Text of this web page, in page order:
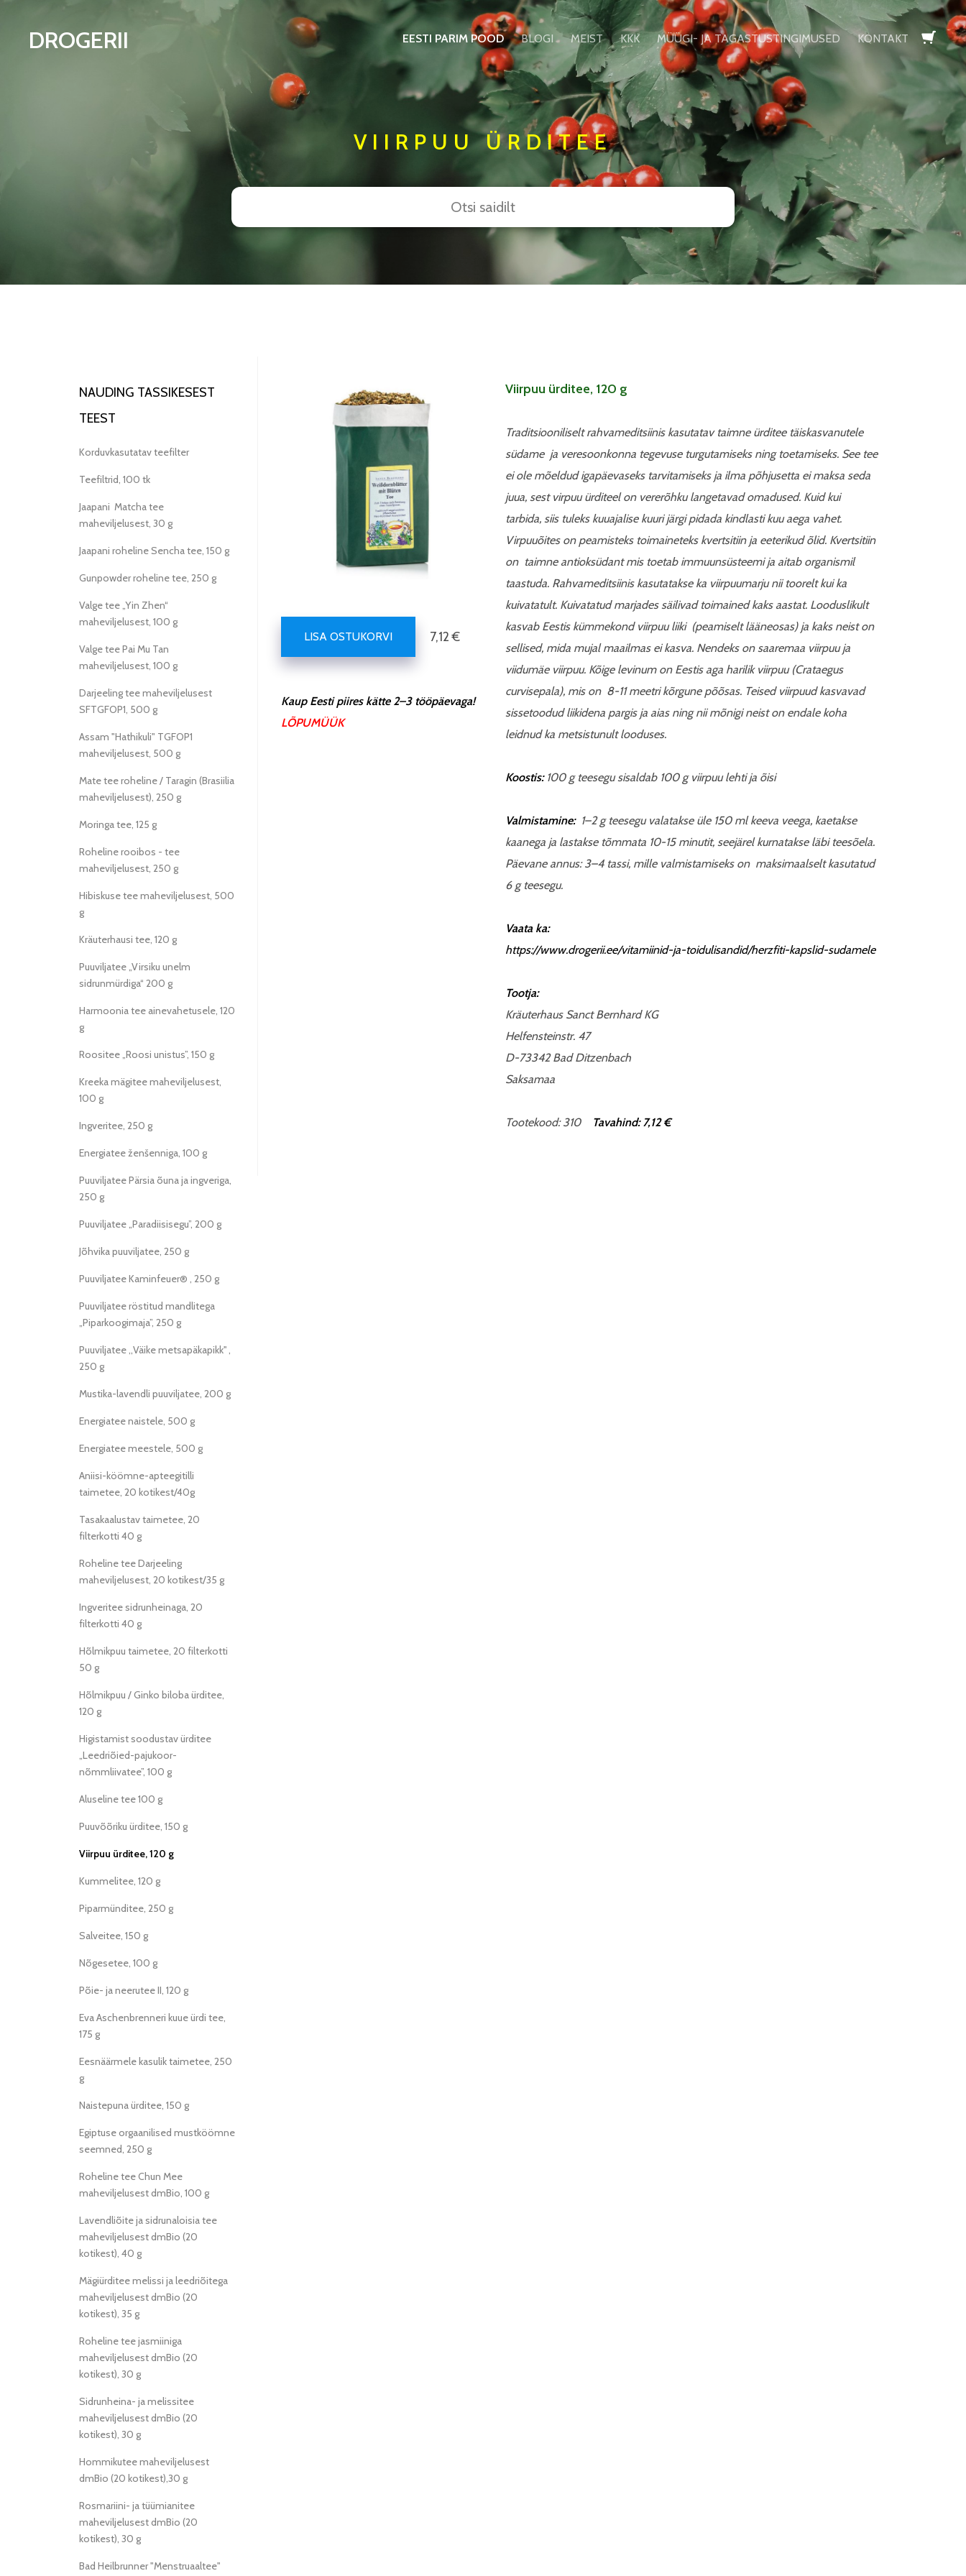
lisati ostukorvi.
DROGERII EESTI PARIM POOD BLOGI MEIST KKK MÜÜGI- JA TAGASTUSTINGIMUSED KONTAKT
VIIRPUU ÜRDITEE
NAUDING TASSIKESEST
TEEST
Korduvkasutatav teefilter
Teefiltrid, 100 tk
Jaapani Matcha tee
maheviljelusest, 30 g
Jaapani roheline Sencha tee, 150 g
Gunpowder roheline tee, 250 g
Valge tee „Yin Zhen“
maheviljelusest, 100 g
Valge tee Pai Mu Tan
maheviljelusest, 100 g
Darjeeling tee maheviljelusest
SFTGFOP1, 500 g
Assam "Hathikuli" TGFOP1
maheviljelusest, 500 g
Mate tee roheline / Taragin (Brasiilia
maheviljelusest), 250 g
Moringa tee, 125 g
Roheline rooibos - tee
maheviljelusest, 250 g
Hibiskuse tee maheviljelusest, 500
g
Kräuterhausi tee, 120 g
Puuviljatee „Virsiku unelm
sidrunmürdiga“ 200 g
Harmoonia tee ainevahetusele, 120
g
Roositee „Roosi unistus”, 150 g
Kreeka mägitee maheviljelusest,
100 g
Ingveritee, 250 g
Energiatee ženšenniga, 100 g
Puuviljatee Pärsia õuna ja ingveriga,
250 g
Puuviljatee „Paradiisisegu”, 200 g
Jõhvika puuviljatee, 250 g
Puuviljatee Kaminfeuer® , 250 g
Puuviljatee röstitud mandlitega
„Piparkoogimaja”, 250 g
Puuviljatee ,,Väike metsapäkapikk'' ,
250 g
Mustika-lavendli puuviljatee, 200 g
Energiatee naistele, 500 g
Energiatee meestele, 500 g
Aniisi-köömne-apteegitilli
taimetee, 20 kotikest/40g
Tasakaalustav taimetee, 20
filterkotti 40 g
Roheline tee Darjeeling
maheviljelusest, 20 kotikest/35 g
Ingveritee sidrunheinaga, 20
filterkotti 40 g
Hõlmikpuu taimetee, 20 filterkotti
50 g
Hõlmikpuu / Ginko biloba ürditee,
120 g
Higistamist soodustav ürditee
„Leedriõied-pajukoor-
nõmmliivatee”, 100 g
Aluseline tee 100 g
Puuvõõriku ürditee, 150 g
Viirpuu ürditee, 120 g
Kummelitee, 120 g
Piparmünditee, 250 g
Salveitee, 150 g
Nõgesetee, 100 g
Põie- ja neerutee II, 120 g
Eva Aschenbrenneri kuue ürdi tee,
175 g
Eesnäärmele kasulik taimetee, 250
g
Naistepuna ürditee, 150 g
Egiptuse orgaanilised mustköömne
seemned, 250 g
Roheline tee Chun Mee
maheviljelusest dmBio, 100 g
Lavendliõite ja sidrunaloisia tee
maheviljelusest dmBio (20
kotikest), 40 g
Mägiürditee melissi ja leedriõitega
maheviljelusest dmBio (20
kotikest), 35 g
Roheline tee jasmiiniga
maheviljelusest dmBio (20
kotikest), 30 g
Sidrunheina- ja melissitee
maheviljelusest dmBio (20
kotikest), 30 g
Hommikutee maheviljelusest
dmBio (20 kotikest),30 g
Rosmariini- ja tüümianitee
maheviljelusest dmBio (20
kotikest), 30 g
Bad Heilbrunner "Menstruaaltee"
LISA OSTUKORVI 7,12 €
Kaup Eesti piires kätte 2–3 tööpäevaga!
LÕPUMÜÜK
Viirpuu ürditee, 120 g
Traditsiooniliselt rahvameditsiinis kasutatav taimne ürditee täiskasvanutele
südame ja veresoonkonna tegevuse turgutamiseks ning toetamiseks. See tee
ei ole mõeldud igapäevaseks tarvitamiseks ja ilma põhjusetta ei maksa seda
juua, sest virpuu ürditeel on vererõhku langetavad omadused. Kuid kui
tarbida, siis tuleks kuuajalise kuuri järgi pidada kindlasti kuu aega vahet.
Virpuuõites on peamisteks toimaineteks kvertsitiin ja eeterikud õlid. Kvertsitiin
on taimne antioksüdant mis toetab immuunsüsteemi ja aitab organismil
taastuda. Rahvameditsiinis kasutatakse ka viirpuumarju nii toorelt kui ka
kuivatatult. Kuivatatud marjades säilivad toimained kaks aastat. Looduslikult
kasvab Eestis kümmekond viirpuu liiki (peamiselt lääneosas) ja kaks neist on
sellised, mida mujal maailmas ei kasva. Nendeks on saaremaa viirpuu ja
viidumäe viirpuu. Kõige levinum on Eestis aga harilik viirpuu (Crataegus
curvisepala), mis on 8-11 meetri kõrgune põõsas. Teised viirpuud kasvavad
sissetoodud liikidena pargis ja aias ning nii mõnigi neist on endale koha
leidnud ka metsistunult looduses.
Koostis:100 g teesegu sisaldab 100 g viirpuu lehti ja õisi
Valmistamine: 1–2 g teesegu valatakse üle 150 ml keeva veega, kaetakse
kaanega ja lastakse tõmmata 10-15 minutit, seejärel kurnatakse läbi teesõela.
Päevane annus: 3–4 tassi, mille valmistamiseks on maksimaalselt kasutatud
6 g teesegu.
Vaata ka:
https://www.drogerii.ee/vitamiinid-ja-toidulisandid/herzfiti-kapslid-sudamele
Tootja:
Kräuterhaus Sanct Bernhard KG
Helfensteinstr. 47
D-73342 Bad Ditzenbach
Saksamaa
Tootekood: 310 Tavahind: 7,12 €